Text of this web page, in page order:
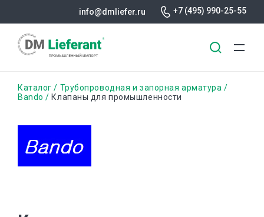
содержанию
info@dmliefer.ru +7 (495) 990-25-55
Строка
Каталог
Трубопроводная и запорная арматура
Bando
Клапаны для промышленности